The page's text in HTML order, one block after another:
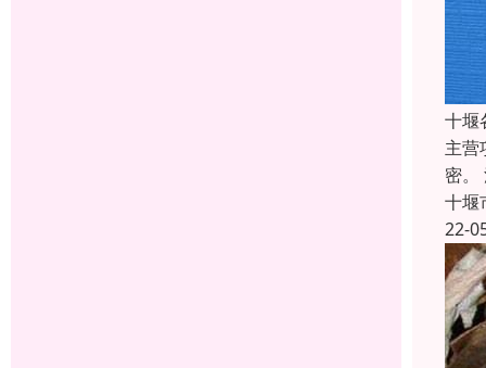
十堰
主营
密
十堰
22-